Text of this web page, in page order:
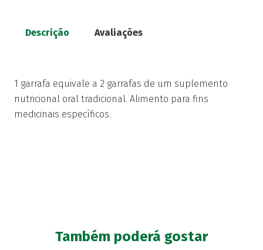
Descrição Avaliações
1 garrafa equivale a 2 garrafas de um suplemento
nutricional oral tradicional. Alimento para fins
medicinais específicos.
Também poderá gostar